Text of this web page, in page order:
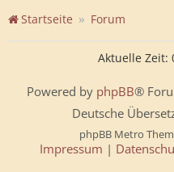
Startseite Forum
Aktuelle Zeit:
Powered by phpBB®
Deutsche
phpBB Metro
Impressum |